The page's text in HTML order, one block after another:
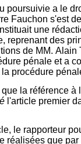
poursuivie a le
Fauchon s'est
une
reprenant des
de MM. Alain
pénale et a
procédure
la référence à
l'article premier
le rapporteur
réalisées que